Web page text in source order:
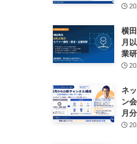
横
月
業
ネ
ン
月分